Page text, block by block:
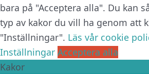
bara på "Acceptera alla". Du kan
typ av kakor du vill ha genom att
"Inställningar". Läs vår cookie
Inställningar Acceptera alla
Kakor